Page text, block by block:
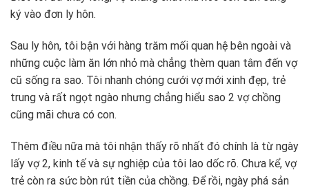
ký vào đơn ly hôn.
Sau ly hôn, tôi bận với hàng trăm mối quan hệ bên ngoài và
những cuộc làm ăn lớn nhỏ mà chẳng thèm quan tâm đến vợ
cũ sống ra sao. Tôi nhanh chóng cưới vợ mới xinh đẹp, trẻ
trung và rất ngọt ngào nhưng chẳng hiểu sao 2 vợ chồng
cũng mãi chưa có con.
Thêm điều nữa mà tôi nhận thấy rõ nhất đó chính là từ ngày
lấy vợ 2, kinh tế và sự nghiệp của tôi lao dốc rõ. Chưa kể, vợ
trẻ còn ra sức bòn rút tiền của chồng. Để rồi, ngày phá sản